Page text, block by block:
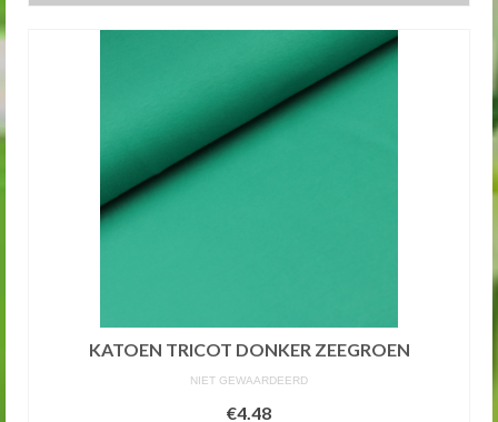
KATOEN TRICOT DONKER ZEEGROEN
NIET GEWAARDEERD
€4.48